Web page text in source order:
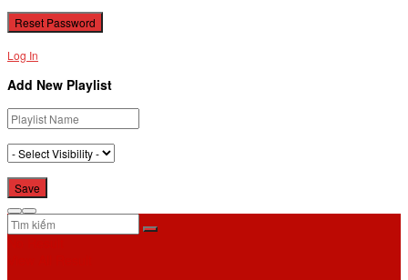
Log In
Add New Playlist